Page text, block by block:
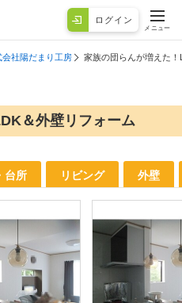
ログイン
メニュー
会社陽だまり工房 家族の団らんが増えた
＆外壁リフォーム
台所 リビング 外壁